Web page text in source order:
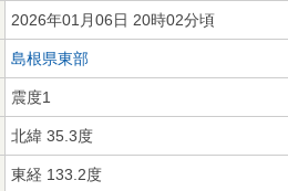
2026年01月06日 20時02分頃
島根県東部
震度1
北緯 35.3度
東経 133.2度